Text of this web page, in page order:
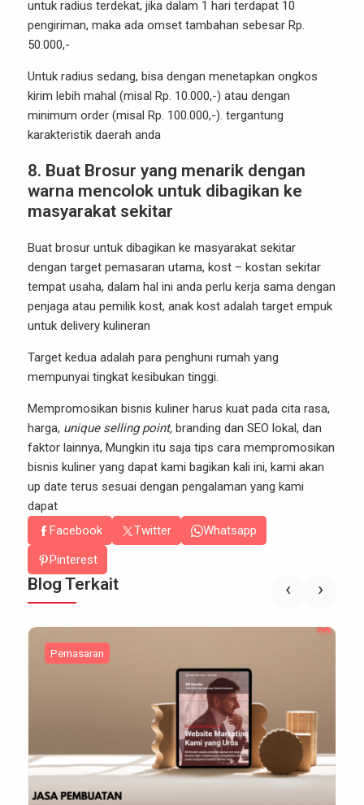
untuk radius terdekat, jika dalam 1 hari terdapat 10
pengiriman, maka ada omset tambahan sebesar Rp.
50.000,-
Untuk radius sedang, bisa dengan menetapkan ongkos
kirim lebih mahal (misal Rp. 10.000,-) atau dengan
minimum order (misal Rp. 100.000,-). tergantung
karakteristik daerah anda
8. Buat Brosur yang menarik dengan
warna mencolok untuk dibagikan ke
masyarakat sekitar
Buat brosur untuk dibagikan ke masyarakat sekitar
dengan target pemasaran utama, kost – kostan sekitar
tempat usaha, dalam hal ini anda perlu kerja sama dengan
penjaga atau pemilik kost, anak kost adalah target empuk
untuk delivery kulineran
Target kedua adalah para penghuni rumah yang
mempunyai tingkat kesibukan tinggi.
Mempromosikan bisnis kuliner harus kuat pada cita rasa,
harga, unique selling point, branding dan SEO lokal, dan
faktor lainnya, Mungkin itu saja tips cara mempromosikan
bisnis kuliner yang dapat kami bagikan kali ini, kami akan
up date terus sesuai dengan pengalaman yang kami
dapat
Facebook
Twitter
Whatsapp
Pinterest
Blog Terkait
Pemasaran
‹ ›